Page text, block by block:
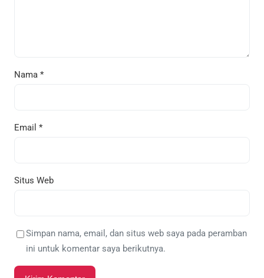
Nama *
Email *
Situs Web
Simpan nama, email, dan situs web saya pada peramban
ini untuk komentar saya berikutnya.